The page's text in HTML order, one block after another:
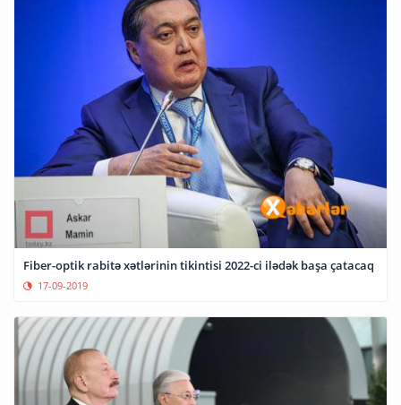
Fiber-optik rabitə xətlərinin tikintisi 2022-ci ilədək başa çatacaq
17-09-2019